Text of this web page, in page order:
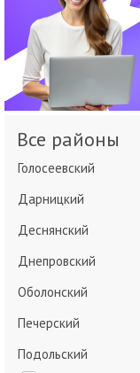
Все районы
Голосеевский
Дарницкий
Деснянский
Днепровский
Оболонский
Печерский
Подольский